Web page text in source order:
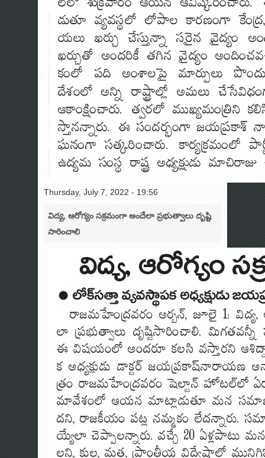
Thursday, July 7, 2022 - 19:56
విద్య, ఆరోగ్యం సక్రమంగా అందేలా ప్రభుత్వాలు దృష్టి
సారించాలి